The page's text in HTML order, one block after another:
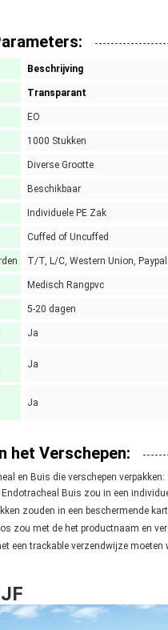
Beschrijving
Transparant
EO
1000 Stukken
Diverse Grootte
Beschikbaar
Individuele PE Zak
Cuffed of Uncuffed
T/T, L/C, Western Union, Paypal
Medisch Rangpvc
5-20 dagen
Ja
Ja
Ja
het Verschepen:
en Buis die verschepen verpakken:
Endotracheal Buis zou in een
zouden in een beschermende
zou met de het productnaam en
een trackable verzendwijze moeten